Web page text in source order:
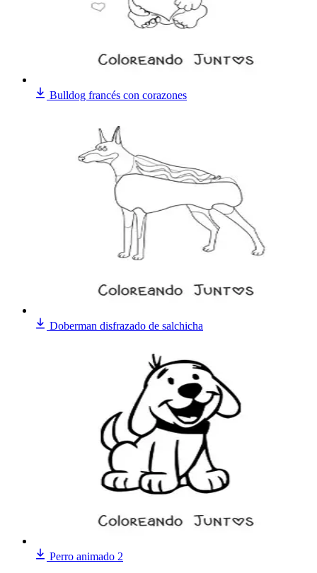
Bulldog francés con corazones
Doberman disfrazado de salchicha
Perro animado 2